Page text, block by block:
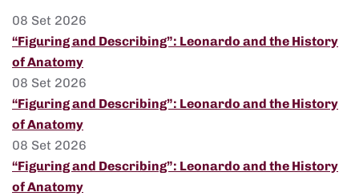
08 Set 2026
“Figuring and Describing”: Leonardo and the History
of Anatomy
08 Set 2026
“Figuring and Describing”: Leonardo and the History
of Anatomy
08 Set 2026
“Figuring and Describing”: Leonardo and the History
of Anatomy